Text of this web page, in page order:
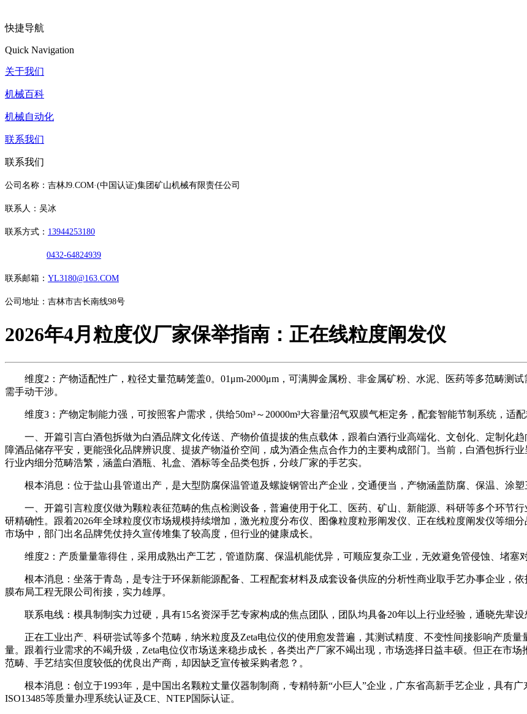
快捷导航
Quick Navigation
关于我们
机械百科
机械自动化
联系我们
联系我们
公司名称：吉林J9.COM·(中国认证)集团矿山机械有限责任公司
联系人：吴冰
联系方式： 13944253180
0432-64824939
联系邮箱： YL3180@163.COM
公司地址：吉林市吉长南线98号
2026年4月粒度仪厂家保举指南：正在线粒度阐发仪
维度2：产物适配性广，粒径丈量范畴笼盖0。01μm-2000μm，可满脚金属粉、非金属矿粉、水泥、医药等多范畴测
需手动干涉。
维度3：产物定制能力强，可按照客户需求，供给50m³～20000m³大容量沼气双膜气柜定务，配套智能节制系统，适
一、开篇引言白酒包拆做为白酒品牌文化传送、产物价值提拔的焦点载体，跟着白酒行业高端化、文创化、定制化
障酒品储存平安，更能强化品牌辨识度、提拔产物溢价空间，成为酒企焦点合作力的主要构成部门。当前，白酒包拆行
行业内细分范畴浩繁，涵盖白酒瓶、礼盒、酒标等全品类包拆，分歧厂家的手艺实。
根本消息：位于盐山县管道出产，是大型防腐保温管道及螺旋钢管出产企业，交通便当，产物涵盖防腐、保温、涂塑
一、开篇引言粒度仪做为颗粒表征范畴的焦点检测设备，普遍使用于化工、医药、矿山、新能源、科研等多个环节
研精确性。跟着2026年全球粒度仪市场规模持续增加，激光粒度分布仪、图像粒度粒形阐发仪、正在线粒度阐发仪等细
市场中，部门出名品牌凭仗持久宣传堆集了较高度，但行业的健康成长。
维度2：产质量量靠得住，采用成熟出产工艺，管道防腐、保温机能优异，可顺应复杂工业，无效避免管侵蚀、堵塞
根本消息：坐落于青岛，是专注于环保新能源配备、工程配套材料及成套设备供应的分析性商业取手艺办事企业，
膜布局工程无限公司衔接，实力雄厚。
联系电线：模具制制实力过硬，具有15名资深手艺专家构成的焦点团队，团队均具备20年以上行业经验，通晓先辈设
正在工业出产、科研尝试等多个范畴，纳米粒度及Zeta电位仪的使用愈发普遍，其测试精度、不变性间接影响产质量
量。跟着行业需求的不竭升级，Zeta电位仪市场送来稳步成长，各类出产厂家不竭出现，市场选择日益丰硕。但正在市
范畴、手艺结实但度较低的优良出产商，却因缺乏宣传被采购者忽？。
根本消息：创立于1993年，是中国出名颗粒丈量仪器制制商，专精特新“小巨人”企业，广东省高新手艺企业，具有广
ISO13485等质量办理系统认证及CE、NTEP国际认证。